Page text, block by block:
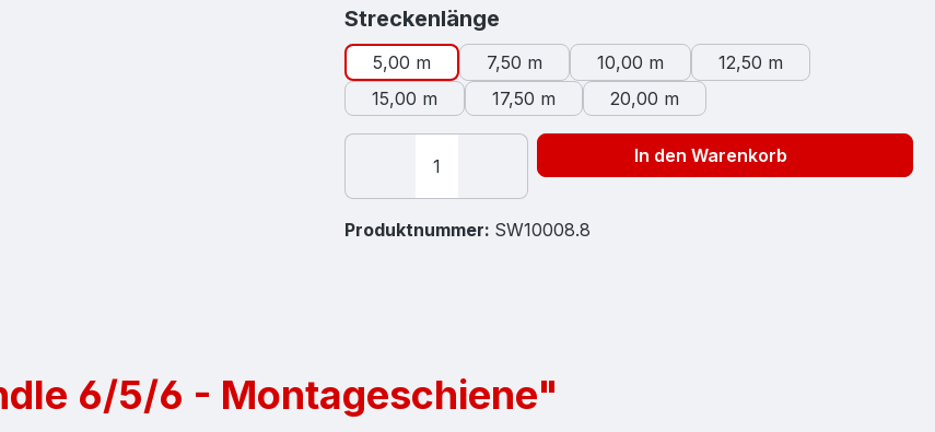
Streckenlänge
5,00 m 7,50 m 10,00 m
12,50 m
15,00 m
17,50 m 20,00 m
In den Warenkorb
Produktnummer: SW10008.8
6/5/6 - Montageschiene"